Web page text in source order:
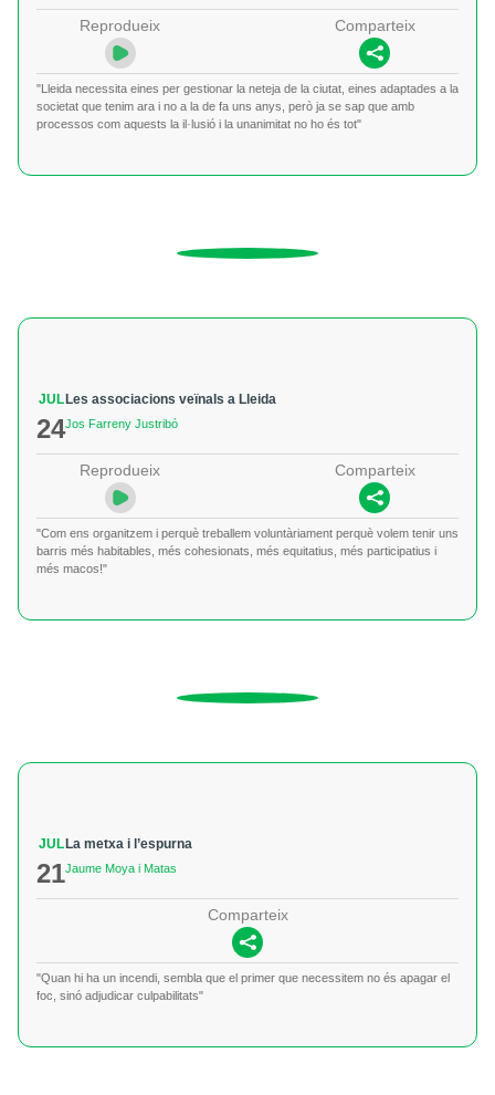
Reprodueix Comparteix
"Lleida necessita eines per gestionar la neteja de la ciutat, eines adaptades a la
societat que tenim ara i no a la de fa uns anys, però ja se sap que amb
processos com aquests la il·lusió i la unanimitat no ho és tot"
JUL
24
Les associacions veïnals a Lleida
Jos Farreny Justribó
Reprodueix Comparteix
"Com ens organitzem i perquè treballem voluntàriament perquè volem tenir uns
barris més habitables, més cohesionats, més equitatius, més participatius i
més macos!"
JUL
21
La metxa i l’espurna
Jaume Moya i Matas
Comparteix
"Quan hi ha un incendi, sembla que el primer que necessitem no és apagar el
foc, sinó adjudicar culpabilitats"